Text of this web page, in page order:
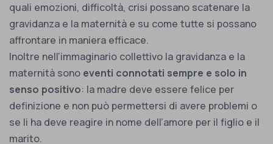
quali emozioni, difficoltà, crisi possano scatenare la
gravidanza e la maternità e su come tutte si possano
affrontare in maniera efficace.
Inoltre nell’immaginario collettivo la gravidanza e la
maternità sono eventi connotati sempre e solo in
senso positivo: la madre deve essere felice per
definizione e non può permettersi di avere problemi o
se li ha deve reagire in nome dell’amore per il figlio e il
marito.